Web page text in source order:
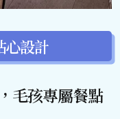
心設計
毛孩專屬餐點